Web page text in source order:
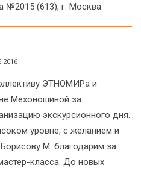
(613), г. Москва.
ЭТНОМИРа и
Мехоношиной за
экскурсионного дня.
уровне, с желанием и
М. благодарим за
класса. До новых